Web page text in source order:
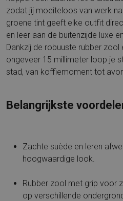
zodat jij moeiteloos van werk
groene tint geeft elke outfit
en leer aan de buitenzijde luxe
Dankzij de robuuste rubber
ongeveer 15 millimeter loop je
stad, van koffiemoment tot
Belangrijkste
Zachte suède en leren
hoogwaardige look.
Rubber zool met grip voor
op verschillende